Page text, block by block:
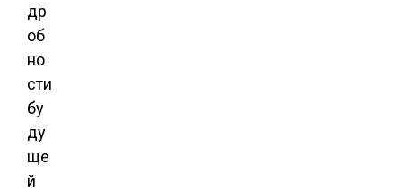
др
об
но
сти
бу
ду
ще
й